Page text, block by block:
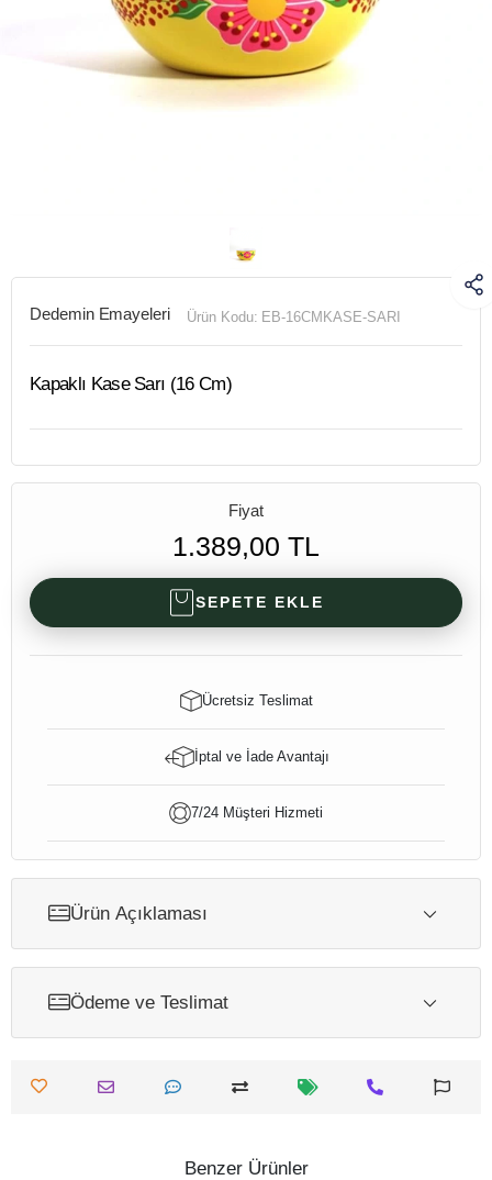
Dedemin Emayeleri Ürün Kodu: EB-16CMKASE-SARI
Kapaklı Kase Sarı (16 Cm)
Fiyat
1.389,00 TL
SEPETE EKLE
Ücretsiz Teslimat
İptal ve İade Avantajı
7/24 Müşteri Hizmeti
Ürün Açıklaması
Ödeme ve Teslimat
Benzer Ürünler